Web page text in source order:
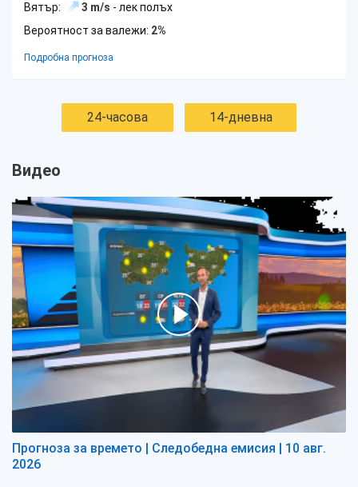
Вятър: 3 m/s - лек полъх
Вероятност за валежи: 2%
Подробна прогноза
24-часова 14-дневна
Видео
Прогноза за времето | Следобедна емисия | 10 авг.
2026